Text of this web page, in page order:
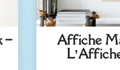
– Affiche